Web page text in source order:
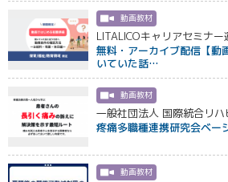
動画教材
LITALICOキャリアセミナ
無料・アーカイブ配信【動
いていた話…
動画教材
一般社団法人 国際統合リ
疼痛多職種連携研究会ベー
動画教材